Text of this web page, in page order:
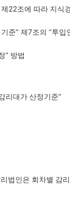
22조에 따라 지식
준” 제7조의 “투입
” 방법
리대가 산정기준”
법인은 회차별 감